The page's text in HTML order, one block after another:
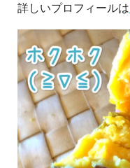
詳しいプロフィールは